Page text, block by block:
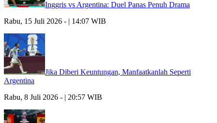
Inggris vs Argentina: Duel Panas Penuh Drama
Rabu, 15 Juli 2026 - | 14:07 WIB
Jika Diberi Keuntungan, Manfaatkanlah Seperti
Argentina
Rabu, 8 Juli 2026 - | 20:57 WIB